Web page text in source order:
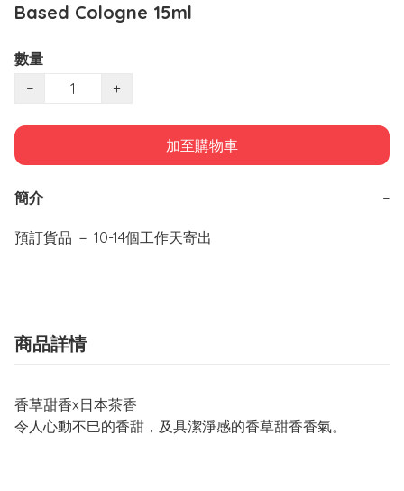
Based Cologne 15ml
數量
−
+
加至購物車
簡介 −
商品詳情
香草甜香x日本茶香
令人心動不巳的香甜，及具潔淨感的香草甜香香氣。